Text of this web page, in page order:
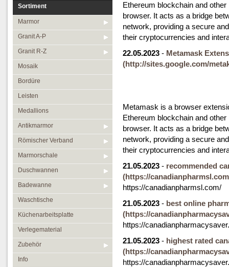
Sortiment
Marmor
Granit A-P
Granit R-Z
Mosaik
Bordüre
Leisten
Medallions
Antikmarmor
Römischer Verband
Marmorschale
Duschwannen
Badewanne
Waschtische
Küchenarbeitsplatte
Verlegematerial
Zubehör
Info
Ethereum blockchain and
browser. It acts as a bridge
network, providing a secure
their cryptocurrencies and
22.05.2023 - Metamask
(http://sites.google.com/
Metamask is a browser
Ethereum blockchain and
browser. It acts as a bridge
network, providing a secure
their cryptocurrencies and
21.05.2023 - recommended
(https://
https://canadianpharmsl.com/
21.05.2023 - best online
(https://
https://
21.05.2023 - highest rated
(https://
https://